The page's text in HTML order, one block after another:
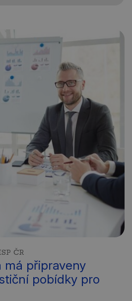
ČR
má připraveny
pobídky pro